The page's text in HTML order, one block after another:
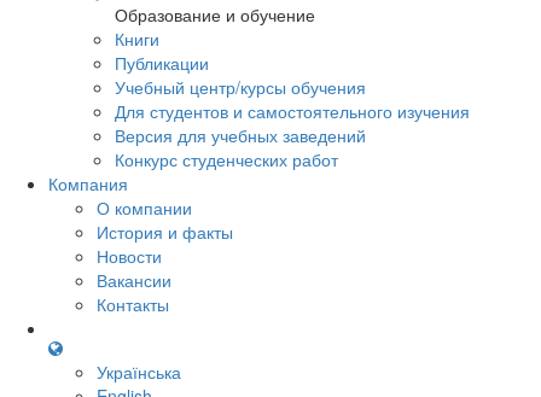
Образование и обучение
Книги
Публикации
Учебный центр/курсы обучения
Для студентов и самостоятельного изучения
Версия для учебных заведений
Конкурс студенческих работ
Компания
О компании
История и факты
Новости
Вакансии
Контакты
Українська